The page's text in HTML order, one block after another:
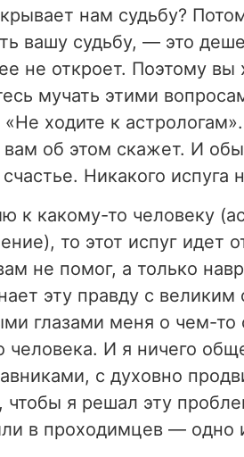
нам судьбу?
вашу судьбу, — это
не откроет. Поэтому вы
мучать этими
ходите к
об этом скажет. И
Никакого испуга
какому-то человеку
то этот испуг идет
не помог, а только
эту правду с
глазами меня о чем-то
И я ничего
с духовно
я решал эту
в проходимцев — одно